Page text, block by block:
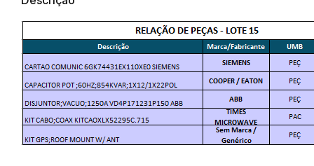
Habilite-se para